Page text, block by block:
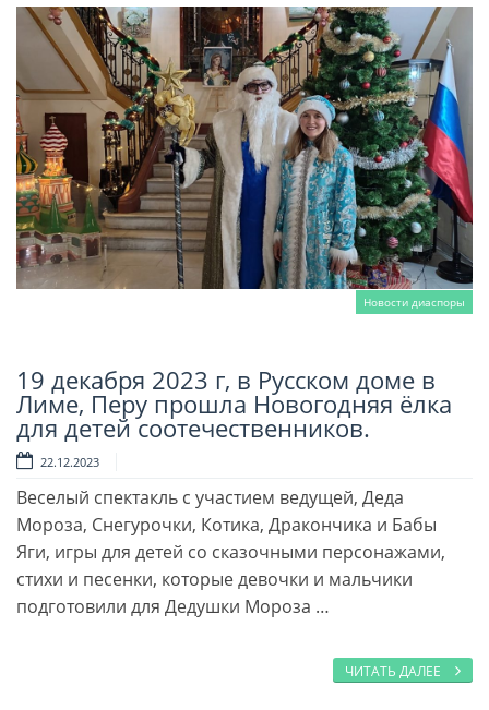
Новости диаспоры
Читать далее
19 декабря 2023 г, в Русском доме в
Лиме, Перу прошла Новогодняя ёлка
для детей соотечественников.
22.12.2023
Веселый спектакль с участием ведущей, Деда
Мороза, Снегурочки, Котика, Дракончика и Бабы
Яги, игры для детей со сказочными персонажами,
стихи и песенки, которые девочки и мальчики
подготовили для Дедушки Мороза …
ЧИТАТЬ ДАЛЕЕ